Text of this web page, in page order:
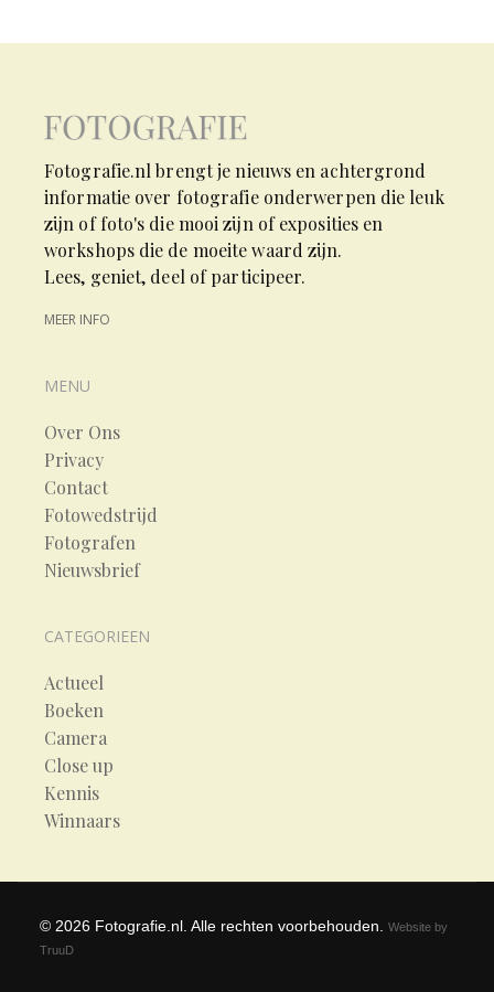
Fotografie.nl brengt je nieuws en achtergrond
informatie over fotografie onderwerpen die leuk
zijn of foto's die mooi zijn of exposities en
workshops die de moeite waard zijn.
Lees, geniet, deel of participeer.
MEER INFO
MENU
Over Ons
Privacy
Contact
Fotowedstrijd
Fotografen
Nieuwsbrief
CATEGORIEEN
Actueel
Boeken
Camera
Close up
Kennis
Winnaars
© 2026 Fotografie.nl. Alle rechten voorbehouden. Website by
TruuD